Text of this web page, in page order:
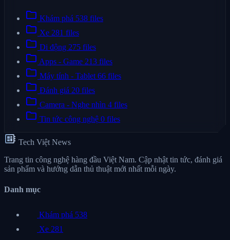
folder Khám phá 538 files
folder Xe 281 files
folder Di động 275 files
folder Apps - Game 213 files
folder Máy tính - Tablet 66 files
folder Đánh giá 20 files
folder Camera - Nghe nhìn 4 files
folder Tin tức công nghệ 0 files
developer_board Tech Việt News
Trang tin công nghệ hàng đầu Việt Nam. Cập nhật tin tức, đánh giá
sản phẩm và hướng dẫn thủ thuật mới nhất mỗi ngày.
Danh mục
Khám phá 538
Xe 281